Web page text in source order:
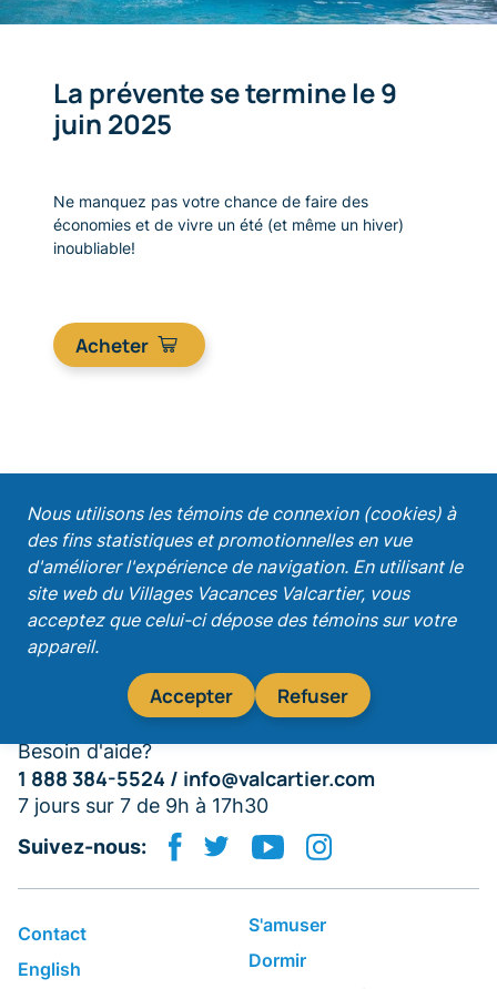
La prévente se termine le 9
juin 2025
Ne manquez pas votre chance de faire des
économies et de vivre un été (et même un hiver)
inoubliable!
Acheter
Nous utilisons les témoins de connexion (cookies) à
des fins statistiques et promotionnelles en vue
d'améliorer l'expérience de navigation. En utilisant le
site web du Villages Vacances Valcartier, vous
acceptez que celui-ci dépose des témoins sur votre
appareil.
Accepter Refuser
Recevez nos promotions!
S'abonner
Besoin d'aide?
1 888 384-5524 / info@valcartier.com
7 jours sur 7 de 9h à 17h30
Suivez-nous:
Contact
English
S'amuser
Dormir